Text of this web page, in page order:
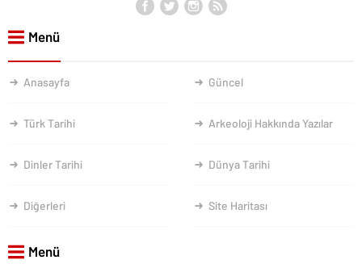
Menü
Anasayfa Güncel
Türk Tarihi Arkeoloji Hakkında Yazılar
Dinler Tarihi Dünya Tarihi
Diğerleri Site Haritası
Menü